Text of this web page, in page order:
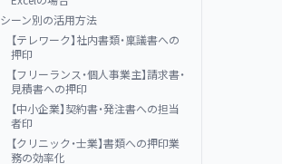
シーン別の活用方法
【テレワーク】社内書類・稟議書への
押印
【フリーランス・個人事業主】請求書・
見積書への押印
【中小企業】契約書・発注書への担当
者印
【クリニック・士業】書類への押印業
務の効率化